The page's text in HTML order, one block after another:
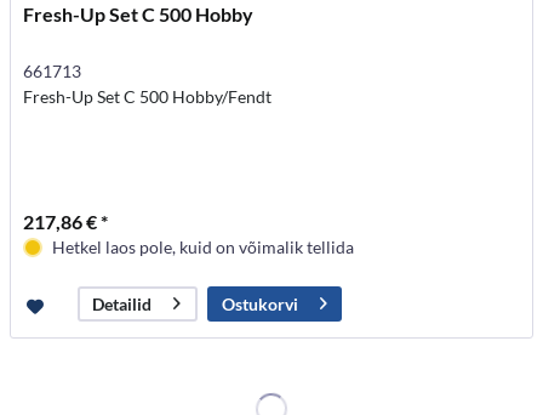
Fresh-Up Set C 500 Hobby
661713
Fresh-Up Set C 500 Hobby/Fendt
217,86 € *
Hetkel laos pole, kuid on võimalik tellida
Detailid Ostukorvi